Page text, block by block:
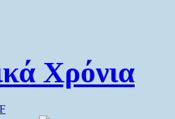
Χρόνια